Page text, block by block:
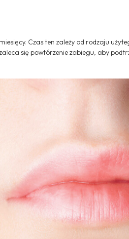
Czas ten zależy od rodzaju
się powtórzenie zabiegu, aby